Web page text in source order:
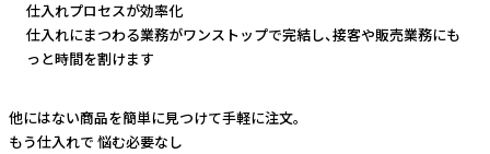
仕入れプロセスが効率化
仕入れにまつわる業務がワンストップで完結し、接客や販売業務にも
っと時間を割けます
他にはない商品を簡単に見つけて手軽に注文。
もう仕入れで 悩む必要なし